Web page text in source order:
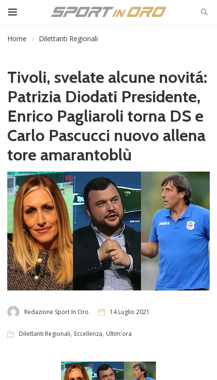
Home Dilettanti Regionali
Tivoli, svelate alcune novitá:
Patrizia Diodati Presidente,
Enrico Pagliaroli torna DS e
Carlo Pascucci nuovo allena
tore amarantoblù
Redazione Sport In Oro 14 Luglio 2021
Dilettanti Regionali, Eccellenza, Ultim'ora